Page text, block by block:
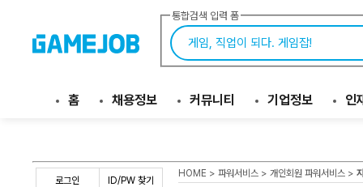
통합검색 입력 폼
홈 채용정보 커뮤니티 기업정보 인
로그인 ID/PW 찾기
HOME > 파워서비스 > 개인회원 파워서비스 >